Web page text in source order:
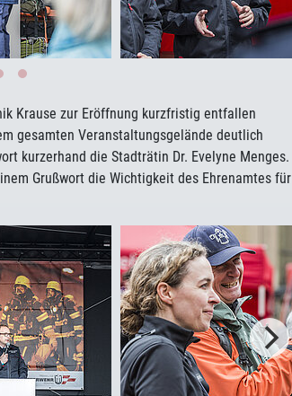
Krause zur Eröffnung kurzfristig entfallen
gesamten Veranstaltungsgelände deutlich
kurzerhand die Stadträtin Dr. Evelyne Menges.
Grußwort die Wichtigkeit des Ehrenamtes für